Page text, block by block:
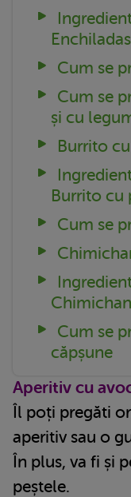
Cum se
Cum se
și cu
Burrito
Burrito cu
Cum se
Cum se
căpșune
Aperitiv cu
Îl poți pregăti
aperitiv sau o
În plus, va fi și
peștele.